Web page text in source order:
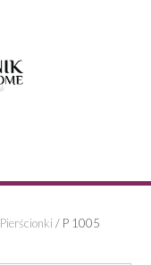
Pierścionki / P 1005